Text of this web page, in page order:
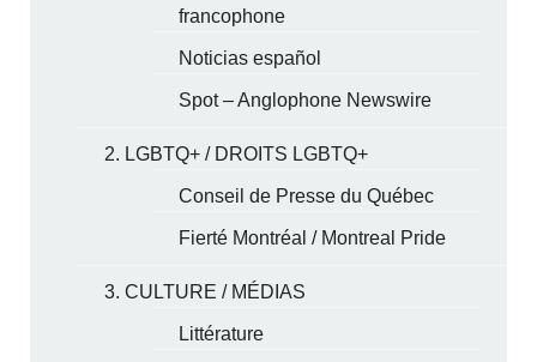
francophone
Noticias español
Spot – Anglophone Newswire
2. LGBTQ+ / DROITS LGBTQ+
Conseil de Presse du Québec
Fierté Montréal / Montreal Pride
3. CULTURE / MÉDIAS
Littérature